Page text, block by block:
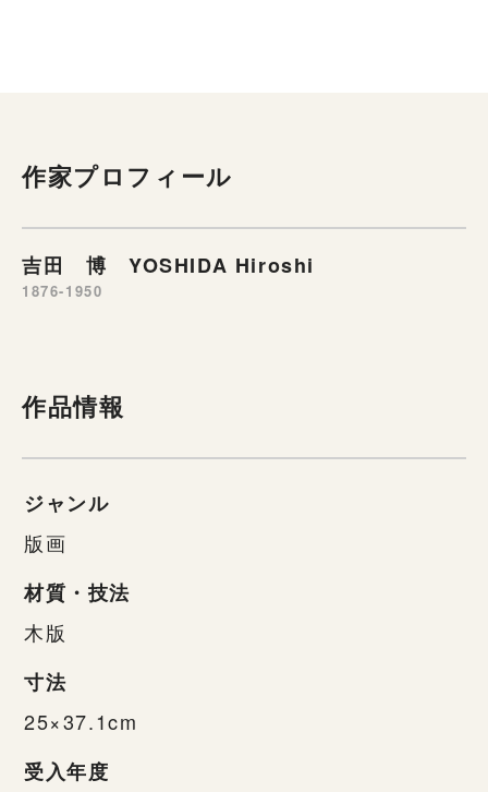
作家プロフィール
吉田 博 YOSHIDA Hiroshi
1876-1950
作品情報
ジャンル
版画
材質・技法
木版
寸法
25×37.1cm
受入年度